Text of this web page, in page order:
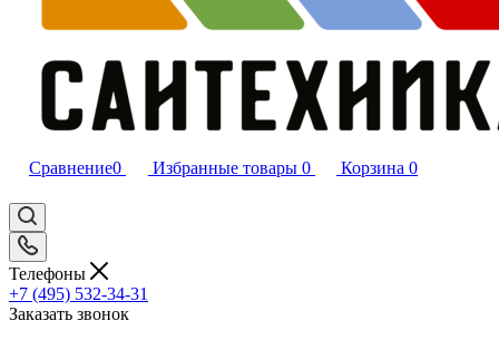
Сравнение0 Избранные товары 0 Корзина 0
Телефоны
+7 (495) 532‑34‑31
Заказать звонок